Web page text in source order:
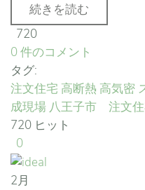
続きを読む
720
0 件のコメント
タグ:
注文住宅 高断熱 高気密
成現場 八王子市 注文
720 ヒット
0
2月